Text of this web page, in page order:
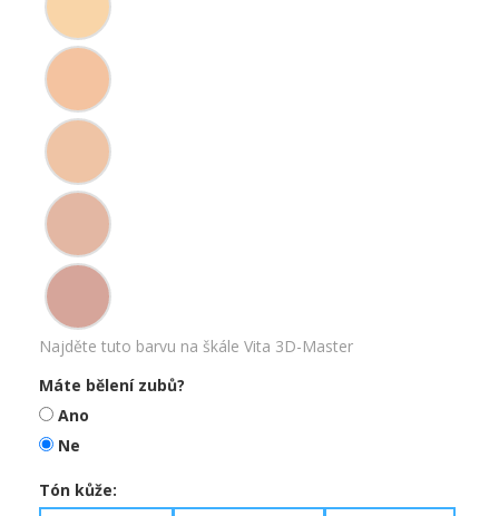
Najděte tuto barvu na škále Vita 3D-Master
Máte bělení zubů?
Ano
Ne
Tón kůže: